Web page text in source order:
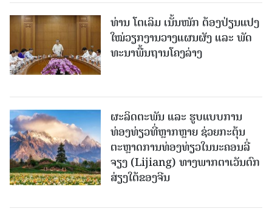
ທ່ານ ໂຕ​ເລິມ ເນັ້ນໜັກ ຕ້ອງ​ປ່ຽນ​ແປງ​
ໃໝ່​ວຽກ​ງານ​ວາງ​ແຜນ​ຜັງ ແລະ ​ພັດ​
ທະ​ນາ​ພື້ນ​ຖານ​ໂຄງ​ລ່າງ
ຜະລິດຕະພັນ ແລະ ຮູບແບບການ
ທ່ອງທ່ຽວທີ່ຫຼາກຫຼາຍ ຊ່ວຍກະຕຸ້ນ
ຕະຫຼາດການທ່ອງທ່ຽວໃນນະຄອນລີ່
ຈຽງ (Lijiang) ທາງພາກຕາເວັນຕົກ
ສ່ຽງໃຕ້ຂອງຈີນ